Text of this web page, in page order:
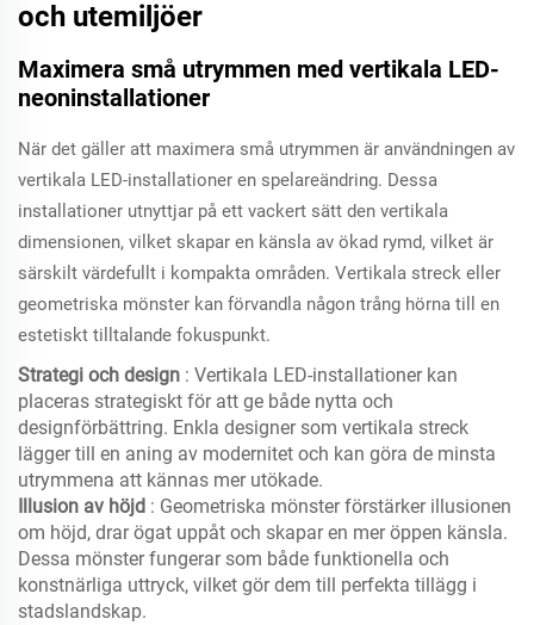
och utemiljöer
Maximera små utrymmen med vertikala LED-
neoninstallationer
När det gäller att maximera små utrymmen är användningen av
vertikala LED-installationer en spelareändring. Dessa
installationer utnyttjar på ett vackert sätt den vertikala
dimensionen, vilket skapar en känsla av ökad rymd, vilket är
särskilt värdefullt i kompakta områden. Vertikala streck eller
geometriska mönster kan förvandla någon trång hörna till en
estetiskt tilltalande fokuspunkt.
Strategi och design : Vertikala LED-installationer kan
placeras strategiskt för att ge både nytta och
designförbättring. Enkla designer som vertikala streck
lägger till en aning av modernitet och kan göra de minsta
utrymmena att kännas mer utökade.
Illusion av höjd : Geometriska mönster förstärker illusionen
om höjd, drar ögat uppåt och skapar en mer öppen känsla.
Dessa mönster fungerar som både funktionella och
konstnärliga uttryck, vilket gör dem till perfekta tillägg i
stadslandskap.